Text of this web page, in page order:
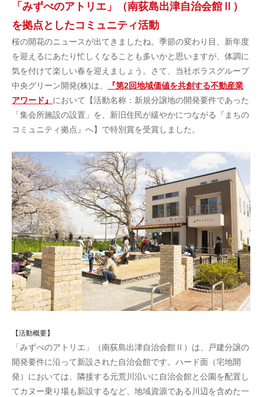
「みずべのアトリエ」（南荻島出津自治会館Ⅱ）
を拠点としたコミュニティ活動
桜の開花のニュースが出てきましたね。季節の変わり目、新年度
を迎えるにあたり忙しくなることも多いかと思いますが、体調に
気を付けて楽しい春を迎えましょう。さて、当社ポラスグループ
中央グリーン開発(株)は、
『第2回地域価値を共創する不動産業
アワード』 において【活動名称：新規分譲地の開発要件であった
「集会所施設の設置」を、新旧住民が緩やかにつながる『まちの
コミュニティ拠点』へ】で特別賞を受賞しました。
【活動概要】
「みずべのアトリエ」（南荻島出津自治会館Ⅱ）は、戸建分譲の
開発要件に沿って新設された自治会館です。ハード面（宅地開
発）においては、隣接する元荒川沿いに自治会館と公園を配置し
てカヌー乗り場も新設するなど、地域資源である川辺を含めた一